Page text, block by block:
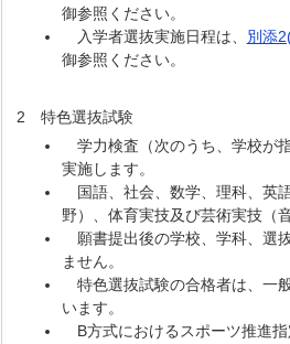
御参照ください。
入学者選抜実施日程は、 別添
御参照ください。
2 特色選抜試験
学力検査（次のうち、学校が
実施します。
国語、社会、数学、理科、英
野）、体育実技及び芸術実技（
願書提出後の学校、学科、選
ません。
特色選抜試験の合格者は、一
います。
B方式におけるスポーツ推進